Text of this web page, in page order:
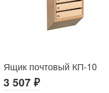
Ящик почтовый КП-10
3 507 ₽